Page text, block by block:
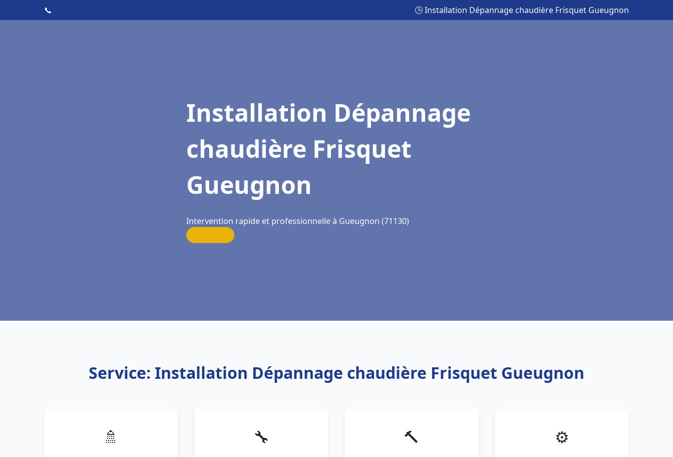
📞 🕒 Installation Dépannage chaudière Frisquet Gueugnon
Installation Dépannage
chaudière Frisquet
Gueugnon
Intervention rapide et professionnelle à Gueugnon (71130)
Service: Installation Dépannage chaudière Frisquet Gueugnon
🚿 🔧 🔨 ⚙️